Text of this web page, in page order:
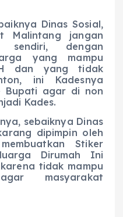
Dinas Sosial,
Malintang jangan
sendiri, dengan
yang mampu
dan yang tidak
ini Kadesnya
Bupati agar di non
Kades.
sebaiknya Dinas
dipimpin oleh
Stiker
Dirumah Ini
tidak mampu
masyarakat